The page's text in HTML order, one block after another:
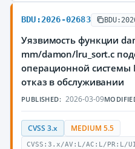
BDU:2026-02683
Уязвимость функции
mm/damon/lru_sort.c
операционной
отказ в обслуживании
PUBLISHED: 2026-03-09
CVSS 3.x MEDIUM 5.5
CVSS:3.x/AV:L/AC:L/PR:L/